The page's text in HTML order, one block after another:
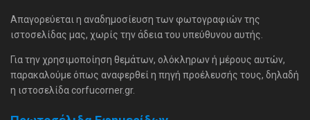
Απαγορεύεται η αναδημοσίευση των φωτογραφιών της
ιστοσελίδας μας, χωρίς την άδεια του υπεύθυνου αυτής.
Για την χρησιμοποίηση θεμάτων, ολόκληρων ή μέρους αυτών,
παρακαλούμε όπως αναφερθεί η πηγή προέλευσής τους, δηλαδή
η ιστοσελίδα corfucorner.gr.